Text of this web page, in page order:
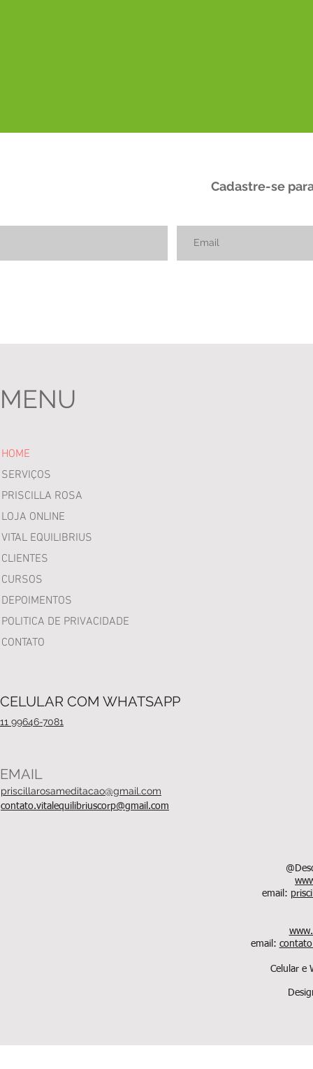
Cadastre-se
MENU
HOME
SERVIÇOS
PRISCILLA ROSA
LOJA ONLINE
VITAL EQUILIBRIUS
CLIENTES
CURSOS
DEPOIMENTOS
POLITICA DE PRIVACIDADE
CONTATO
CELULAR COM WHATSAPP
11 99646-7081
EMAIL
priscillarosameditacao@gmail.com
contato.vitalequilibriuscorp@gmail.com
email:
email:
Celular e